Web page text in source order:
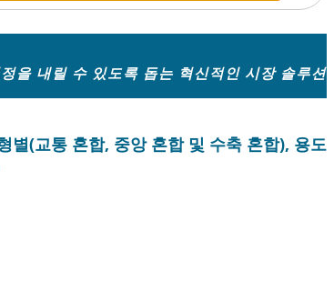
을 내릴 수 있도록 돕는 혁신적인 시장 솔루션
별(교통 혼합, 중앙 혼합 및 수축 혼합), 용도